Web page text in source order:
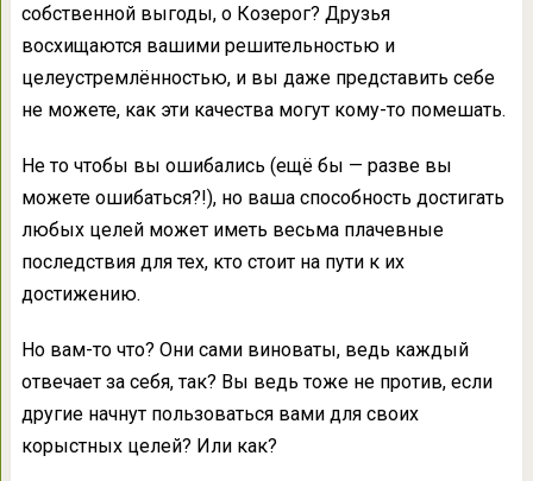
собственной выгоды, о Козерог? Друзья
восхищаются вашими решительностью и
целеустремлённостью, и вы даже представить себе
не можете, как эти качества могут кому-то помешать.
Не то чтобы вы ошибались (ещё бы — разве вы
можете ошибаться?!), но ваша способность достигать
любых целей может иметь весьма плачевные
последствия для тех, кто стоит на пути к их
достижению.
Но вам-то что? Они сами виноваты, ведь каждый
отвечает за себя, так? Вы ведь тоже не против, если
другие начнут пользоваться вами для своих
корыстных целей? Или как?